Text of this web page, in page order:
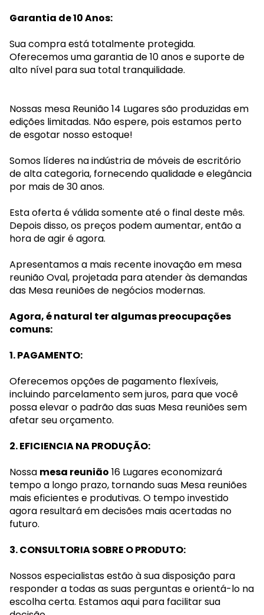
Garantia de 10 Anos:
Sua compra está totalmente protegida.
Oferecemos uma garantia de 10 anos e suporte de
alto nível para sua total tranquilidade.
Nossas mesa Reunião 14 Lugares são produzidas em
edições limitadas. Não espere, pois estamos perto
de esgotar nosso estoque!
Somos líderes na indústria de móveis de escritório
de alta categoria, fornecendo qualidade e elegância
por mais de 30 anos.
Esta oferta é válida somente até o final deste mês.
Depois disso, os preços podem aumentar, então a
hora de agir é agora.
Apresentamos a mais recente inovação em mesa
reunião Oval, projetada para atender às demandas
das Mesa reuniões de negócios modernas.
Agora, é natural ter algumas preocupações
comuns:
1. PAGAMENTO:
Oferecemos opções de pagamento flexíveis,
incluindo parcelamento sem juros, para que você
possa elevar o padrão das suas Mesa reuniões sem
afetar seu orçamento.
2. EFICIENCIA NA PRODUÇÃO:
Nossa mesa reunião 16 Lugares economizará
tempo a longo prazo, tornando suas Mesa reuniões
mais eficientes e produtivas. O tempo investido
agora resultará em decisões mais acertadas no
futuro.
3. CONSULTORIA SOBRE O PRODUTO:
Nossos especialistas estão à sua disposição para
responder a todas as suas perguntas e orientá-lo na
escolha certa. Estamos aqui para facilitar sua